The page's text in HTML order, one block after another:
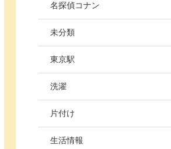
名探偵コナン
未分類
東京駅
洗濯
片付け
生活情報